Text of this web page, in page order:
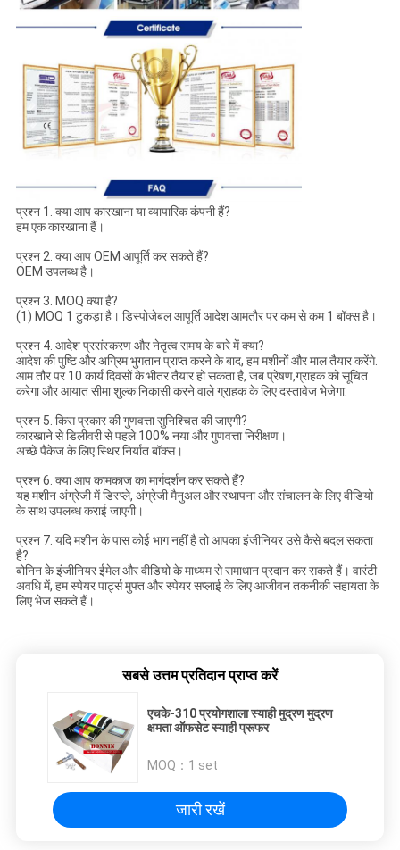
प्रश्न 1. क्या आप कारखाना या व्यापारिक कंपनी हैं?
हम एक कारखाना हैं।
प्रश्न 2. क्या आप OEM आपूर्ति कर सकते हैं?
OEM उपलब्ध है।
प्रश्न 3. MOQ क्या है?
(1) MOQ 1 टुकड़ा है। डिस्पोजेबल आपूर्ति आदेश आमतौर पर कम से कम 1 बॉक्स है।
प्रश्न 4. आदेश प्रसंस्करण और नेतृत्व समय के बारे में क्या?
आदेश की पुष्टि और अग्रिम भुगतान प्राप्त करने के बाद, हम मशीनों और माल तैयार करेंगे.
आम तौर पर 10 कार्य दिवसों के भीतर तैयार हो सकता है, जब प्रेषण,ग्राहक को सूचित
करेगा और आयात सीमा शुल्क निकासी करने वाले ग्राहक के लिए दस्तावेज भेजेगा.
प्रश्न 5. किस प्रकार की गुणवत्ता सुनिश्चित की जाएगी?
कारखाने से डिलीवरी से पहले 100% नया और गुणवत्ता निरीक्षण।
अच्छे पैकेज के लिए स्थिर निर्यात बॉक्स।
प्रश्न 6. क्या आप कामकाज का मार्गदर्शन कर सकते हैं?
यह मशीन अंग्रेजी में डिस्प्ले, अंग्रेजी मैनुअल और स्थापना और संचालन के लिए वीडियो
के साथ उपलब्ध कराई जाएगी।
प्रश्न 7. यदि मशीन के पास कोई भाग नहीं है तो आपका इंजीनियर उसे कैसे बदल सकता
है?
बोनिन के इंजीनियर ईमेल और वीडियो के माध्यम से समाधान प्रदान कर सकते हैं। वारंटी
अवधि में, हम स्पेयर पार्ट्स मुफ्त और स्पेयर सप्लाई के लिए आजीवन तकनीकी सहायता के
लिए भेज सकते हैं।
सबसे उत्तम प्रतिदान प्राप्त करें
एचके-310 प्रयोगशाला स्याही मुद्रण मुद्रण
क्षमता ऑफसेट स्याही प्रूफर
MOQ： 1 set
जारी रखें